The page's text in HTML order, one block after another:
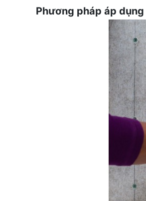
Phương pháp áp dụng